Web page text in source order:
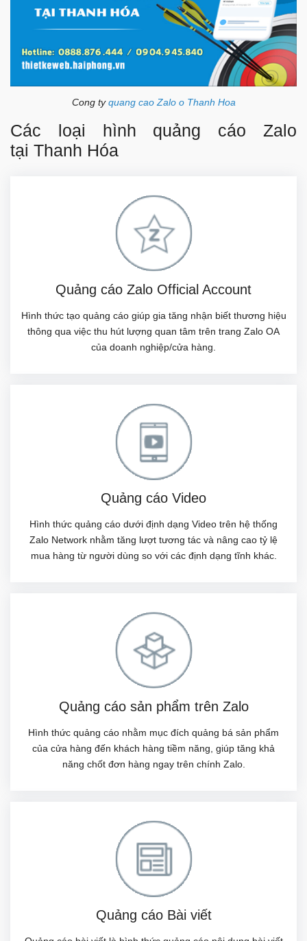
Cong tyquang cao Zalo o Thanh Hoa
Các loại hình quảng cáo Zalo
tại Thanh Hóa
Quảng cáo Zalo Official Account
Hình thức tạo quảng cáo giúp gia tăng nhận biết thương hiệu
thông qua việc thu hút lượng quan tâm trên trang Zalo OA
của doanh nghiệp/cửa hàng.
Quảng cáo Video
Hình thức quảng cáo dưới định dạng Video trên hệ thống
Zalo Network nhằm tăng lượt tương tác và nâng cao tỷ lệ
mua hàng từ người dùng so với các định dạng tĩnh khác.
Quảng cáo sản phẩm trên Zalo
Hình thức quảng cáo nhằm mục đích quảng bá sản phẩm
của cửa hàng đến khách hàng tiềm năng, giúp tăng khả
năng chốt đơn hàng ngay trên chính Zalo.
Quảng cáo Bài viết